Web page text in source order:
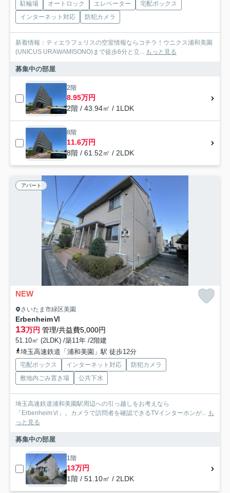
駐輪場 オートロック エレベーター
宅配ボックス
インターネット対応
防犯カメラ
新着情報：ティエラフェリスの空室情報ならコチラ！ウニクス浦和美園
(UNICUS URAWAMISONO)まで徒歩6分と立... もっと見る
募集中の部屋
2階
8.95万円
2階 / 43.94㎡ / 1LDK
8階
11.6万円
8階 / 61.52㎡ / 2LDK
アパート
NEW
さいたま市緑区美園
ErbenheimⅥ
13万円 管理/共益費5,000円
51.10㎡ (2LDK) /築11年 /2階建
埼玉高速鉄道「浦和美園」駅 徒歩12分
宅配ボックス インターネット対応
防犯カメラ
敷地内ごみ置き場
公共下水
埼玉高速鉄道浦和美園駅周辺への引っ越しをお考えなら
「ErbenheimⅥ」。カメラで訪問者を確認できるTVインターホンが... も
っと見る
募集中の部屋
1階
13万円
1階 / 51.10㎡ / 2LDK